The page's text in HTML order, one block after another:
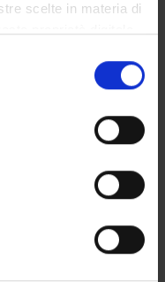
scelte in materia di
in qualsiasi
o facendo clic
tua posizione
di qualche
scansionandolo